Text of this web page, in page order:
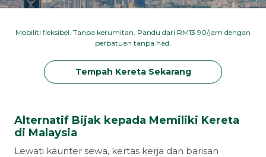
Mobiliti fleksibel. Tanpa kerumitan. Pandu dari RM13.90/jam dengan
perbatuan tanpa had.
Tempah Kereta Sekarang
Alternatif Bijak kepada Memiliki Kereta
di Malaysia
Lewati kaunter sewa, kertas kerja dan barisan